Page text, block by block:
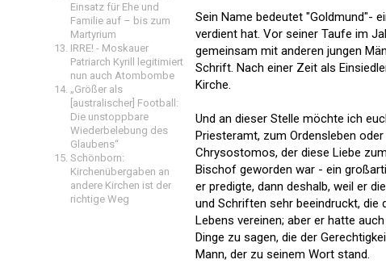
Einsatz für Ehe und
Familie auf – bis zum
Martyrium
IRRE! - Moskauer
Patriarch Kyrill legitimiert
nun auch Atombombe
„Größer als
[australischer] Football:
Die unstoppbare
Wiederbelebung des
Glaubens“
Schönborn:
Kirchenübergaben an
andere Kirchen ist der
richtige Weg
Sein Name bedeutet "Goldmund"-
verdient hat. Vor seiner Taufe im
gemeinsam mit anderen jungen
Schrift. Nach einer Zeit als
Kirche.
Und an dieser Stelle möchte ich
Priesteramt, zum Ordensleben
Chrysostomos, der diese Liebe
Bischof geworden war - ein
er predigte, dann deshalb, weil er
und Schriften sehr beeindruckt, die
Lebens vereinen; aber er hatte
Dinge zu sagen, die der
Mann, der zu seinem Wort stand.